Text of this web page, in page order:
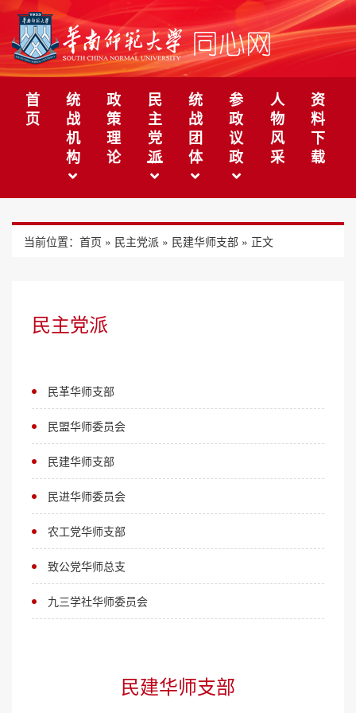
首
页
统
战
机
构
政
策
理
论
民
主
党
派
统
战
团
体
参
政
议
政
人
物
风
采
资
料
下
载
当前位置： 首页 » 民主党派 » 民建华师支部 » 正文
民主党派
民革华师支部
民盟华师委员会
民建华师支部
民进华师委员会
农工党华师支部
致公党华师总支
九三学社华师委员会
民建华师支部